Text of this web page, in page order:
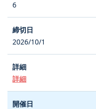
6
2026/10/1
詳細